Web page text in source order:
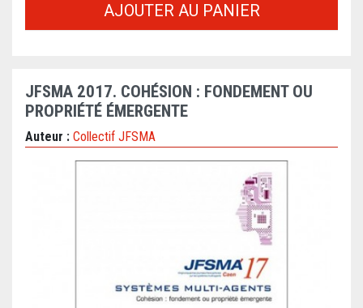
AJOUTER AU PANIER
JFSMA 2017. COHÉSION : FONDEMENT OU
PROPRIÉTÉ ÉMERGENTE
Auteur : Collectif JFSMA